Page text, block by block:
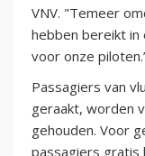
VNV. "Temeer
hebben bereikt in
voor onze
Passagiers van
geraakt, worden
gehouden. Voor
passagiers gratis